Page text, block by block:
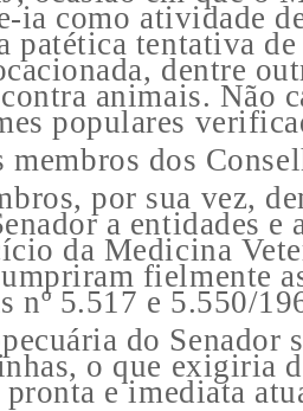
ia como atividade
tentativa
dentre
animais. Não
populares
dos
por sua vez,
a entidades e
da Medicina
fielmente
nº 5.517 e 5.550/
do Senador
o que exigiria
e imediata